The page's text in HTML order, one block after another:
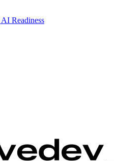
AI Readiness